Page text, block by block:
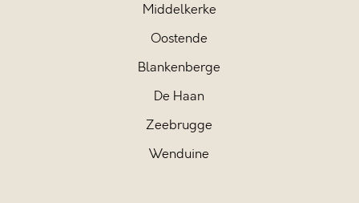
Middelkerke
Oostende
Blankenberge
De Haan
Zeebrugge
Wenduine